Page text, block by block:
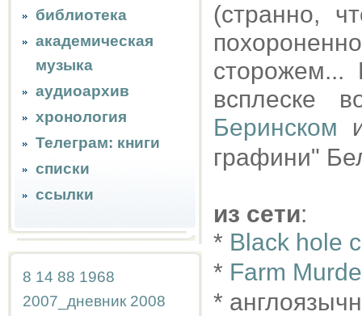
библиотека
академическая
музыка
аудиоархив
хронология
Телеграм: книги
списки
ссылки
8 14 88 1968
2007_дневник 2008
(странно,
сторожем...
всплеске
Беринском
графини"
из сети:
* Black hole
* Farm
*